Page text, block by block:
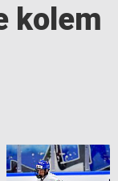
kolem